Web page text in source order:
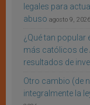
legales para
abuso agosto 9, 2026
¿Qué tan popular
más católicos de
resultados de
Otro cambio (de
integralmente la